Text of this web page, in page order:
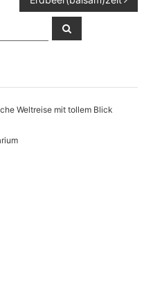
Search
Weltreise mit tollem Blick